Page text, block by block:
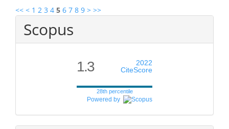
<< < 1 2 3 4 5 6 7 8 9 > >>
Scopus
1.3
2022
CiteScore
28th percentile
Powered by